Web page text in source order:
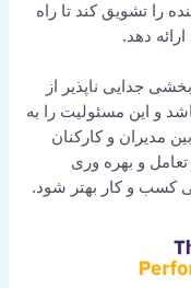
را تشویق کند تا راه
دهد.
جدایی ناپذیر از
و این مسئولیت را به
مدیران و کارکنان
تعامل و بهره وری
کسب و کار بهتر شود.